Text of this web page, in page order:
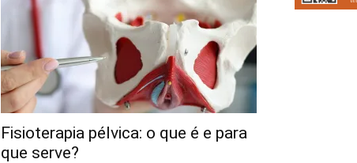
Fisioterapia pélvica: o que é e para
que serve?